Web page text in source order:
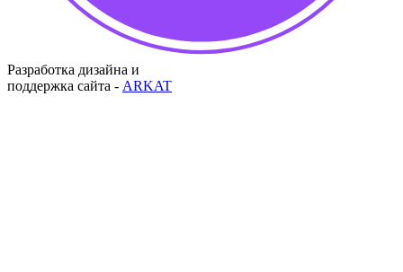
Разработка дизайна и
поддержка сайта - ARKAT